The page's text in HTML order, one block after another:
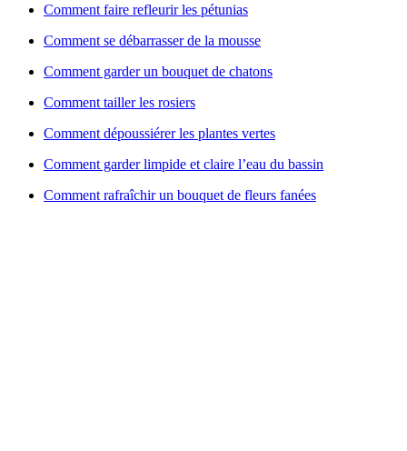
Comment faire refleurir les pétunias
Comment se débarrasser de la mousse
Comment garder un bouquet de chatons
Comment tailler les rosiers
Comment dépoussiérer les plantes vertes
Comment garder limpide et claire l’eau du bassin
Comment rafraîchir un bouquet de fleurs fanées